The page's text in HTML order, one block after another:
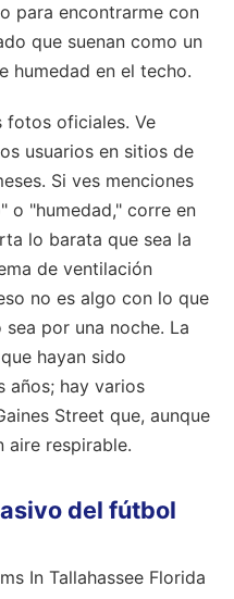
para encontrarme con
que suenan como un
humedad en el techo.
fotos oficiales. Ve
usuarios en sitios de
Si ves menciones
o "humedad," corre en
lo barata que sea la
de ventilación
no es algo con lo que
por una noche. La
hayan sido
años; hay varios
Street que, aunque
aire respirable.
del fútbol
In Tallahassee Florida